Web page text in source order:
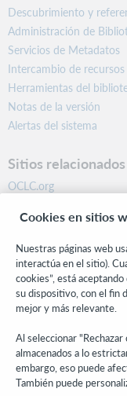
Descubrimiento y
Administración de
Servicios de Metadatos
Intercambio de recursos
Herramientas del
Notas de la versión
Alertas del sistema
Sitios relacionados
OCLC.org
Centro comunitario
Investigación
WebJunction
Red de desarrolladores
Manténgase al día
Obtenga las últimas
investigación, eventos
entrada.
Cookies en sitios
Nuestras páginas web
interactúa en el sitio).
cookies”, está
su dispositivo, con el fin
mejor y más relevante.
Al seleccionar
almacenados a lo
embargo, eso puede
También puede